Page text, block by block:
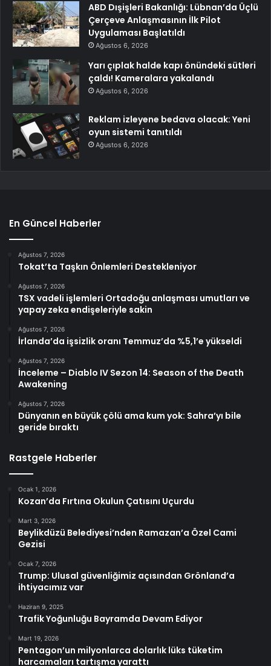
ABD Dışişleri Bakanlığı: Lübnan’da Üçlü
Çerçeve Anlaşmasının İlk Pilot
Uygulaması Başlatıldı
Ağustos 6, 2026
Yarı çıplak halde kapı önündeki sütleri
çaldı! Kameralara yakalandı
Ağustos 6, 2026
Reklam izleyene bedava olacak: Yeni
oyun sistemi tanıtıldı
Ağustos 6, 2026
En Güncel Haberler
Ağustos 7, 2026
Tokat’ta Taşkın Önlemleri Destekleniyor
Ağustos 7, 2026
TSX vadeli işlemleri Ortadoğu anlaşması umutları ve
yapay zeka endişeleriyle sakin
Ağustos 7, 2026
İrlanda’da işsizlik oranı Temmuz’da %5,1’e yükseldi
Ağustos 7, 2026
İnceleme – Diablo IV Sezon 14: Season of the Death
Awakening
Ağustos 7, 2026
Dünyanın en büyük çölü ama kum yok: Sahra’yı bile
geride bıraktı
Rastgele Haberler
Ocak 1, 2026
Kozan’da Fırtına Okulun Çatısını Uçurdu
Mart 3, 2026
Beylikdüzü Belediyesi’nden Ramazan’a Özel Cami
Gezisi
Ocak 7, 2026
Trump: Ulusal güvenliğimiz açısından Grönland’a
ihtiyacımız var
Haziran 9, 2025
Trafik Yoğunluğu Bayramda Devam Ediyor
Mart 19, 2026
Pentagon’un milyonlarca dolarlık lüks tüketim
harcamaları tartışma yarattı